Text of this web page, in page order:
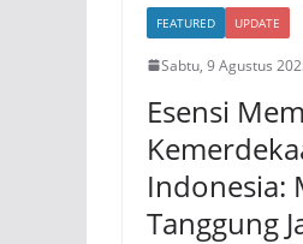
FEATURED UPDATE
Sabtu, 9 Agustus
Esensi
Indonesia:
Tanggung